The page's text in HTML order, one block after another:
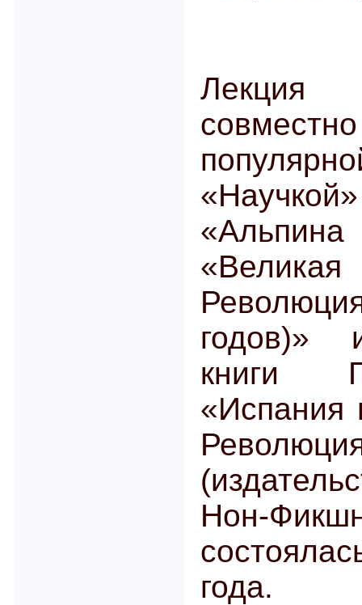
Лекция
годов)»
книги
«Испания
Нон-
года.